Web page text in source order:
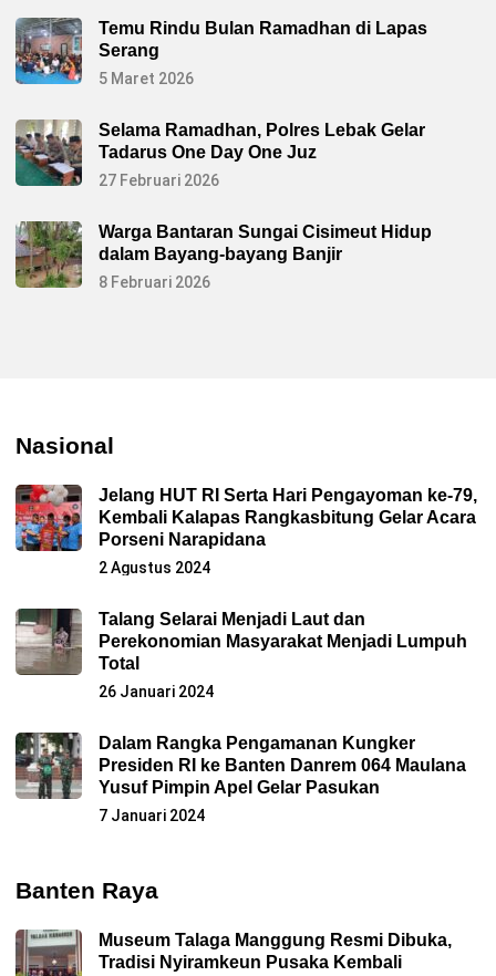
Temu Rindu Bulan Ramadhan di Lapas
Serang
5 Maret 2026
Selama Ramadhan, Polres Lebak Gelar
Tadarus One Day One Juz
27 Februari 2026
Warga Bantaran Sungai Cisimeut Hidup
dalam Bayang-bayang Banjir
8 Februari 2026
Nasional
Jelang HUT RI Serta Hari Pengayoman ke-79,
Kembali Kalapas Rangkasbitung Gelar Acara
Porseni Narapidana
2 Agustus 2024
Talang Selarai Menjadi Laut dan
Perekonomian Masyarakat Menjadi Lumpuh
Total
26 Januari 2024
Dalam Rangka Pengamanan Kungker
Presiden RI ke Banten Danrem 064 Maulana
Yusuf Pimpin Apel Gelar Pasukan
7 Januari 2024
Banten Raya
Museum Talaga Manggung Resmi Dibuka,
Tradisi Nyiramkeun Pusaka Kembali